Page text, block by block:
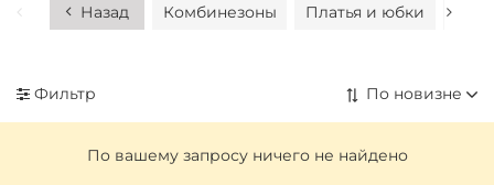
Назад Комбинезоны Платья и юбки
Фильтр
По вашему запросу ничего не найдено